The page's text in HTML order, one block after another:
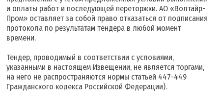
и оплаты работ и последующей переторжки. АО «Волтайр-
Пром» оставляет за собой право отказаться от подписания
протокола по результатам тендера в любой момент
времени.
Тендер, проводимый в соответствии с условиями,
указанными в настоящем Извещении, не является торгами,
на него не распространяются нормы статьей 447-449
Гражданского кодекса Российской Федерации).